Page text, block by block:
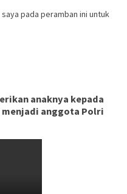
pada peramban ini untuk
anaknya kepada
anggota Polri